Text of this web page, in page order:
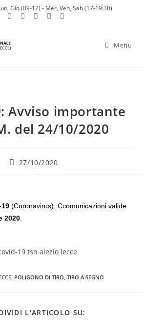
Gio (09-12) - Mer, Ven, Sab (17-19:30)
Menu
Avviso importante
del 24/10/2020
27/10/2020
19 (Coronavirus): Ccomunicazioni valide
2020
POLIGONO DI TIRO TIRO A SEGNO
L'ARTICOLO SU: